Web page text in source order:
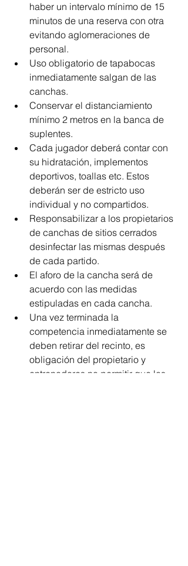
haber un intervalo mínimo de 15
minutos de una reserva con otra
evitando aglomeraciones de
personal.
Uso obligatorio de tapabocas
inmediatamente salgan de las
canchas.
Conservar el distanciamiento
mínimo 2 metros en la banca de
suplentes.
Cada jugador deberá contar con
su hidratación, implementos
deportivos, toallas etc. Estos
deberán ser de estricto uso
individual y no compartidos.
Responsabilizar a los propietarios
de canchas de sitios cerrados
desinfectar las mismas después
de cada partido.
El aforo de la cancha será de
acuerdo con las medidas
estipuladas en cada cancha.
Una vez terminada la
competencia inmediatamente se
deben retirar del recinto, es
obligación del propietario y
entrenadores no permitir que las